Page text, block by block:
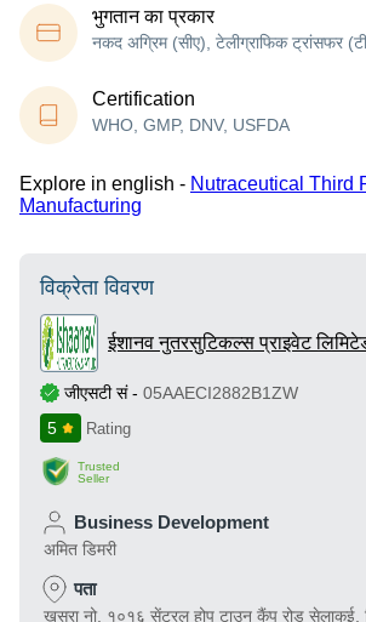
भुगतान का प्रकार
नकद अग्रिम (सीए), टेलीग्राफिक ट्रांसफर
Certification
WHO, GMP, DNV, USFDA
Explore in english - Nutraceutical Third
Manufacturing
विक्रेता विवरण
ईशानव नुतरसुटिकल्स प्राइवेट
जीएसटी सं- 05AAECI2882B1ZW
5
Rating
Trusted
Seller
Business Development
अमित डिमरी
पता
खसरा नो. १०१६ सेंट्रल होप टाउन कैंप रोड सेलाकुई,